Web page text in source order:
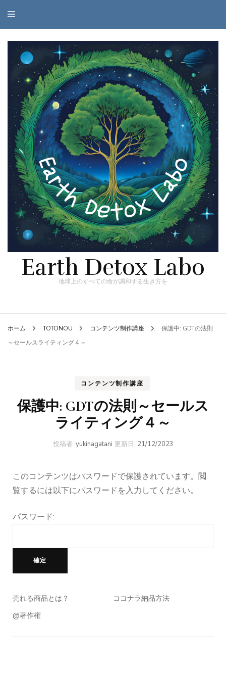
Earth Detox Labo
地球上のすべての命が調和する生き方を
ホーム TOTONOU コンテンツ制作講座
保護中: GDTの法則
～セールスライティング４～
コンテンツ制作講座
保護中: GDTの法則～セールス
ライティング４～
投稿者: yukinagatani 更新日: 21/12/2023
このコンテンツはパスワードで保護されています。閲
覧するには以下にパスワードを入力してください。
パスワード:
売れる商品とは？
ココナラ納品方法
@著作権